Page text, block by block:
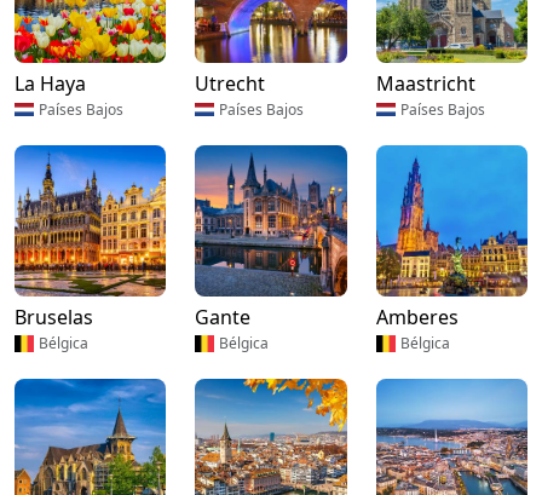
La Haya
Países Bajos
Utrecht
Países Bajos
Maastricht
Países Bajos
Bruselas
Bélgica
Gante
Bélgica
Amberes
Bélgica